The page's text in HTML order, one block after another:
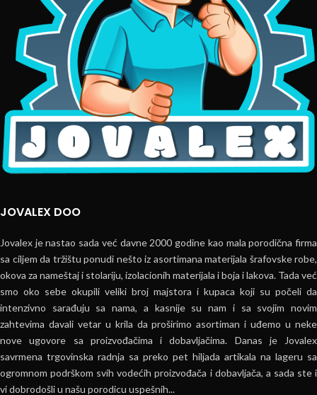
JOVALEX DOO
Jovalex je nastao sada već davne 2000 godine kao mala porodična firma
sa ciljem da tržištu ponudi nešto iz asortimana materijala šrafovske robe,
okova za nameštaj i stolariju, izolacionih materijala i boja i lakova. Tada već
smo oko sebe okupili veliki broj majstora i kupaca koji su počeli da
intenzivno sarađuju sa nama, a kasnije su nam i sa svojim novim
zahtevima davali vetar u krila da proširimo asortiman i uđemo u neke
nove ugovore sa proizvođačima i dobavljačima. Danas je Jovalex
savrmena trgovinska radnja sa preko pet hiljada artikala na lageru sa
ogromnom podrškom svih vodećih proizvođača i dobavljača, a sada ste i
vi dobrodošli u našu porodicu uspešnih...